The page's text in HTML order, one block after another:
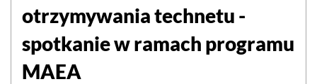
otrzymywania technetu -
spotkanie w ramach programu
MAEA